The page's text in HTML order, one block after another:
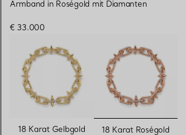
Armband in Roségold mit Diamanten
€ 33.000
18 Karat Gelbgold ausgewählt
18 Karat Roségold